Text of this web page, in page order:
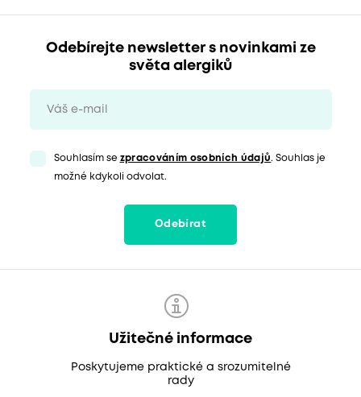
Odebírejte newsletter s novinkami ze
světa alergiků
Souhlasím se zpracováním osobních údajů. Souhlas je
možné kdykoli odvolat.
Odebírat
Užitečné informace
Poskytujeme praktické a srozumitelné
rady